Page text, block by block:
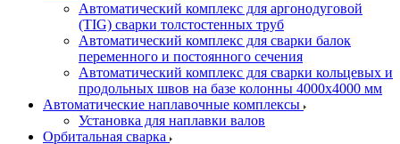
Автоматический комплекс для аргонодуговой
(TIG) сварки толстостенных труб
Автоматический комплекс для сварки балок
переменного и постоянного сечения
Автоматический комплекс для сварки кольцевых и
продольных швов на базе колонны 4000x4000 мм
Автоматические наплавочные комплексы
Установка для наплавки валов
Орбитальная сварка